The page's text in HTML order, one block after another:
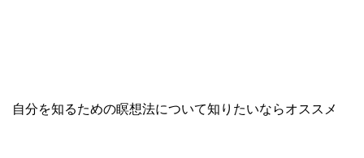
自分を知るための瞑想法について知りたいならオススメ